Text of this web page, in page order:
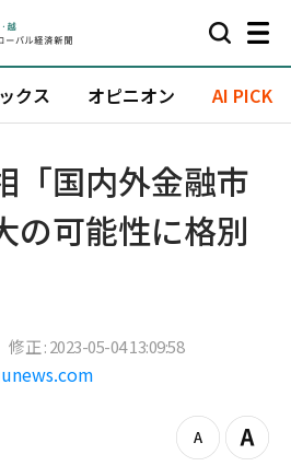
クス オピニオン AI PICK
「国内外金融市
の可能性に格別
修正 : 2023-05-04 13:09:58
z
Z